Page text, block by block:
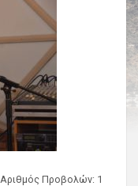
Αριθμός Προβολών: 1